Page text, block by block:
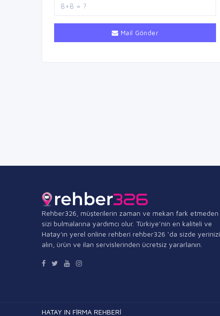
Mail Gönder
Rehber326, müşterilerin zaman ve mekan fark etmeden
sizi bulmalarına yardımcı olur. Türkiye’nin en kaliteli ve
Hatay'ın yerel online rehberi rehber326 ‘da sizde yerinizi
alın, ürün ve ilan servislerinden ücretsiz yararlanın.
HATAY IN FİRMA REHBERİ